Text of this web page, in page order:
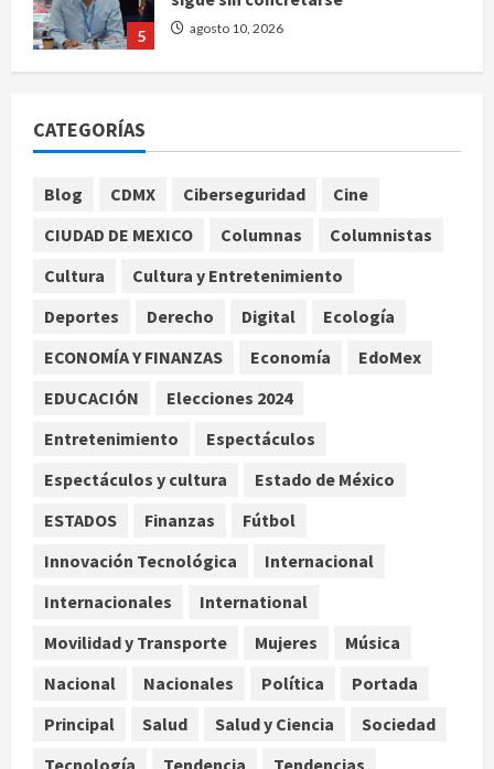
5 agosto 10, 2026
Claudia Sheinbaum decreta Jornada
domingo de agosto
agosto 10, 2026
ciudad y la resistencia desde el
4
Jardín Hidalgo de Coyoacán atrae
en espacio polinizador
agosto 10, 2026
tres veces fondos internacionales y
sigue sin concretarse
CATEGORÍAS
Blog CDMX Ciberseguridad
Cine
CIUDAD DE MEXICO
Columnas
Columnistas
Cultura
Cultura y Entretenimiento
Deportes
Derecho Digital
Ecología
ECONOMÍA Y FINANZAS
Economía
EdoMex
EDUCACIÓN
Elecciones 2024
Entretenimiento
Espectáculos
Espectáculos y cultura
Estado de México
ESTADOS
Finanzas
Fútbol
Innovación Tecnológica
Internacional
Internacionales
International
Movilidad y Transporte
Mujeres
Música
Nacional
Nacionales Política
Portada
Principal
Salud Salud y Ciencia
Sociedad